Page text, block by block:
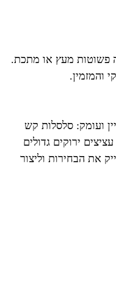
פשוטות מעץ או מתכת.
והמזמין.
ועומק: סלסלות קש
ירוקים גדולים
את הבחירות וליצור